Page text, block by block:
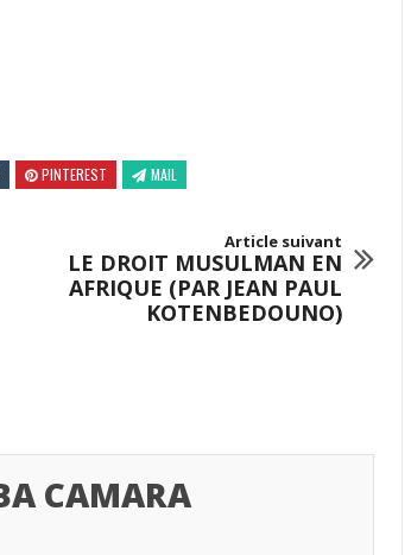
PINTEREST MAIL
Article suivant
LE DROIT MUSULMAN EN
AFRIQUE (PAR JEAN PAUL
KOTENBEDOUNO)
CAMARA